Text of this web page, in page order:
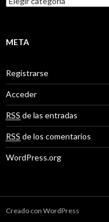
a
g
í
a
s
META
Registrarse
Acceder
RSS de las entradas
RSS de los comentarios
WordPress.org
Creado con WordPress